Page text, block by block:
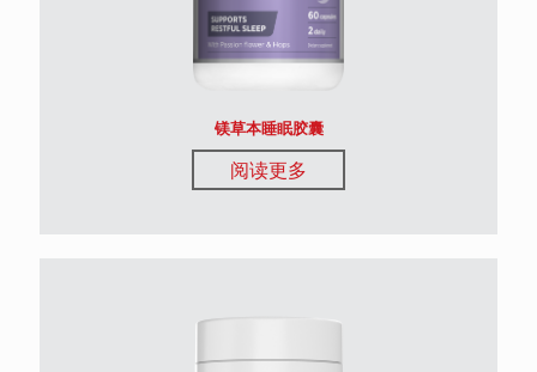
镁草本睡眠胶囊
阅读更多